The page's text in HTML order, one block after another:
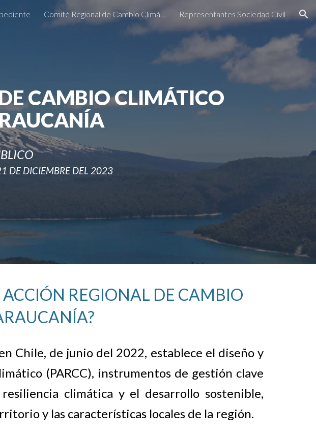
Skip to navigation Comité Regional de Cambio Climático Representantes Sociedad Civil
CAMBIO CLIMÁTICO
DE DICIEMBRE DEL 2023
REGIONAL DE CAMBIO
Chile, de junio del 2022, establece el diseño y
(PARCC), instrumentos de gestión clave
climática y el desarrollo sostenible,
y las características locales de la región.